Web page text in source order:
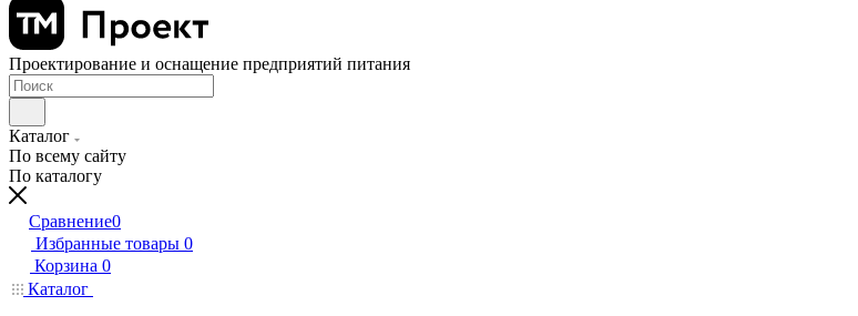
Проектирование и оснащение предприятий питания
Каталог
По всему сайту
По каталогу
Сравнение0
Избранные товары 0
Корзина 0
Каталог